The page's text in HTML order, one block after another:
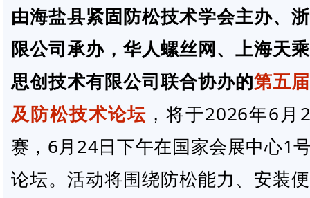
由海盐县紧固防松技术学会主办、
限公司承办，华人螺丝网、上海天
思创技术有限公司联合协办的第五
及防松技术论坛 ，将于2026年6
赛，6月24日下午在国家会展中心1
论坛。活动将围绕防松能力、安装